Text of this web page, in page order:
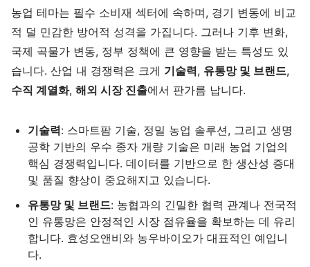
농업 테마는 필수 소비재 섹터에 속하며, 경기 변동에 비교
적 덜 민감한 방어적 성격을 가집니다. 그러나 기후 변화,
국제 곡물가 변동, 정부 정책에 큰 영향을 받는 특성도 있
습니다. 산업 내 경쟁력은 크게 기술력, 유통망 및 브랜드,
수직 계열화, 해외 시장 진출에서 판가름 납니다.
기술력: 스마트팜 기술, 정밀 농업 솔루션, 그리고 생명
공학 기반의 우수 종자 개량 기술은 미래 농업 기업의
핵심 경쟁력입니다. 데이터를 기반으로 한 생산성 증대
및 품질 향상이 중요해지고 있습니다.
유통망 및 브랜드: 농협과의 긴밀한 협력 관계나 전국적
인 유통망은 안정적인 시장 점유율을 확보하는 데 유리
합니다. 효성오앤비와 농우바이오가 대표적인 예입니
다.